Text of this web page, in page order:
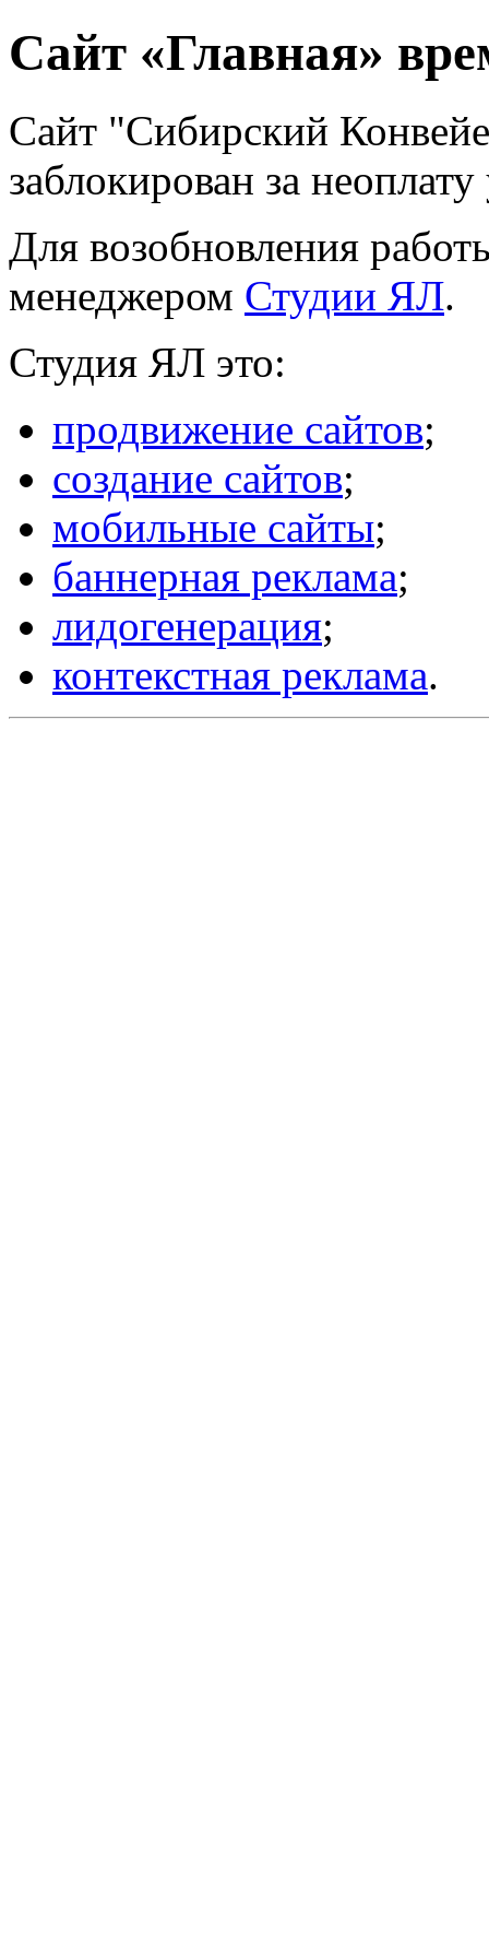
Сайт «Главная»
Сайт "Сибирский
заблокирован за
Для возобновления
менеджером Студии ЯЛ.
Студия ЯЛ это:
продвижение сайтов;
создание сайтов;
мобильные сайты;
баннерная реклама;
лидогенерация;
контекстная реклама.